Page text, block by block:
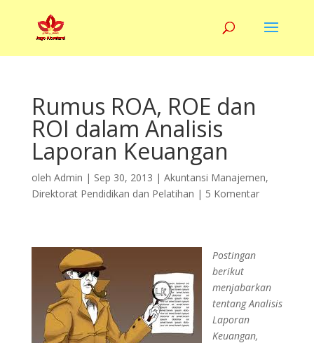
Rumus ROA, ROE dan
ROI dalam Analisis
Laporan Keuangan
oleh Admin | Sep 30, 2013 | Akuntansi Manajemen,
Direktorat Pendidikan dan Pelatihan | 5 Komentar
Postingan
berikut
menjabarkan
tentang Analisis
Laporan
Keuangan,